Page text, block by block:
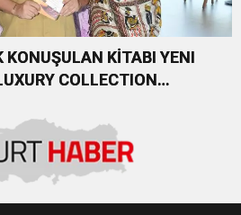
KONUŞULAN KİTABI YENI
COLLECTION